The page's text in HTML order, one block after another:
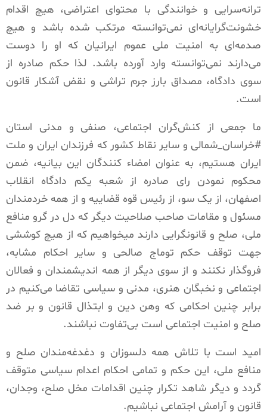
ترانه‌سرایی و خوانندگی با محتوای اعتراضی، هیچ اقدام
خشونت‌گرایانه‌ای نمی‌توانسته مرتکب شده باشد و هیچ
صدمه‌ای به امنیت ملی عموم ایرانیان که او را دوست
می‌دارند نمی‌توانسته وارد آورده باشد. لذا حکم صادره از
سوی دادگاه، مصداق بارز جرم تراشی و نقض آشکار قانون
است.
ما جمعی از کنش‌گران اجتماعی، صنفی و مدنی استان
#خراسان_شمالی و سایر نقاط کشور که فرزندان ایران و ملت
ایران هستیم، به عنوان امضاء کنندگان این بیانیه، ضمن
محکوم نمودن رای صادره از شعبه یکم دادگاه انقلاب
اصفهان، از یک سو، از رئیس قوه قضاییه و از همه خردمندان
مسئول و مقامات صاحب صلاحیت دیگر که دل در گرو منافع
ملی، صلح و قانونگرایی دارند میخواهیم که از هیچ کوششی
جهت توقف حکم توماج صالحی و سایر احکام مشابه،
فروگذار نکنند و از سوی دیگر از همه اندیشمندان و فعالان
اجتماعی و نخبگان هنری، مدنی و سیاسی تقاضا می‌کنیم در
برابر چنین احکامی که وهن دین و ابتذال قانون و بر ضد
صلح و امنیت اجتماعی است بی‌تفاوت نباشند.
امید است با تلاش همه دلسوزان و دغدغه‌مندان صلح و
منافع ملی، این حکم و تمامی احکام اعدام سیاسی متوقف
گردد و دیگر شاهد تکرار چنین اقدامات مخل صلح، وجدان،
قانون و آرامش اجتماعی نباشیم.